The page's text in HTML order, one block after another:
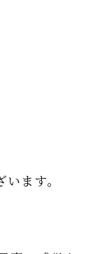
ます。